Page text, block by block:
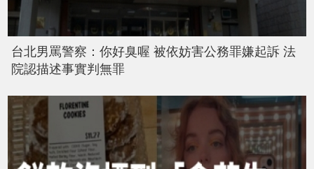
台北男罵警察：你好臭喔 被依妨害公務罪嫌起訴 法
院認描述事實判無罪